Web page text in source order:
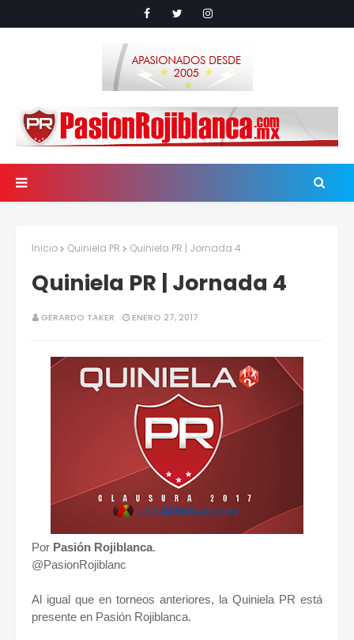
Inicio Quiniela PR Quiniela PR | Jornada 4
Quiniela PR | Jornada 4
GERARDO TAKER ENERO 27, 2017
Por Pasión Rojiblanca.
@PasionRojiblanc
Al igual que en torneos anteriores, la Quiniela PR está
presente en Pasión Rojiblanca.